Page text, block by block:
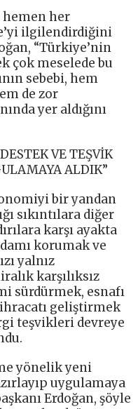
hemen her
ilgilendirdiğini
“Türkiye’nin
çok meselede bu
sebebi, hem
de zor
yer aldığını
VE TEŞVİK
ALDIK”
bir yandan
sıkıntılara diğer
karşı ayakta
korumak ve
yalnız
karşılıksız
sürdürmek, esnafı
geliştirmek
teşvikleri devreye
yönelik yeni
uygulamaya
Erdoğan, şöyle